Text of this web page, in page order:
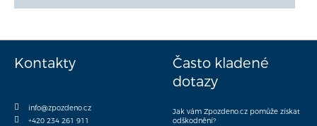
Kontakty
Často kladené
dotazy
info@zpozdeno.cz
+420 234 261 911
Jak vám Zpozdeno.cz pomůže získat
odškodnění?